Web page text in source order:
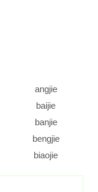
angjie
baijie
banjie
bengjie
biaojie